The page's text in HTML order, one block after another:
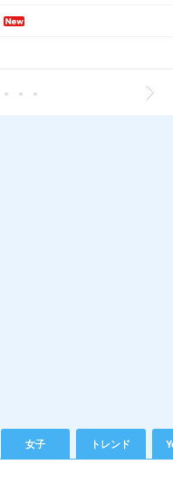
女子 トレンド